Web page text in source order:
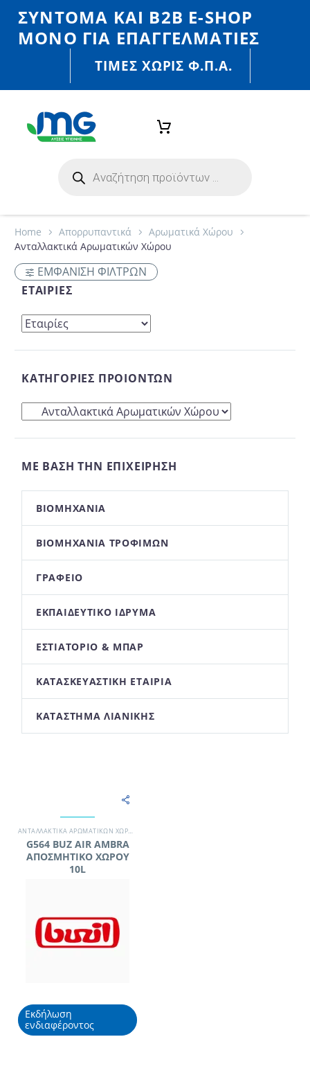
ΣΎΝΤΟΜΑ ΚΑΙ Β2Β E-SHOP
MONO ΓΙΑ ΕΠΑΓΓΕΛΜΑΤΊΕΣ
ΤΙΜΈΣ ΧΩΡΙΣ Φ.Π.Α.
Home Απορρυπαντικά
Αρωματικά Χώρου
Ανταλλακτικά Αρωματικών Χώρου
ΕΜΦΑΝΙΣΗ ΦΙΛΤΡΩΝ
ΕΤΑΙΡΊΕΣ
ΚΑΤΗΓΟΡΊΕΣ ΠΡΟΙΌΝΤΩΝ
ΜΕ ΒΆΣΗ ΤΗΝ ΕΠΙΧΕΊΡΗΣΉ
ΒΙΟΜΗΧΑΝΊΑ
ΒΙΟΜΗΧΑΝΊΑ ΤΡΟΦΊΜΩΝ
ΓΡΑΦΕΊΟ
ΕΚΠΑΙΔΕΥΤΙΚΌ ΊΔΡΥΜΑ
ΕΣΤΙΑΤΌΡΙΟ & ΜΠΑΡ
ΚΑΤΑΣΚΕΥΑΣΤΙΚΉ ΕΤΑΙΡΊΑ
ΚΑΤΆΣΤΗΜΑ ΛΙΑΝΙΚΉΣ
ΑΝΤΑΛΛΑΚΤΙΚΆ ΑΡΩΜΑΤΙΚΏΝ ΧΏΡΟΥ
G564 BUZ AIR AMBRA
ΑΠΟΣΜΗΤΙΚΟ ΧΩΡΟΥ
10L
Εκδήλωση
ενδιαφέροντος